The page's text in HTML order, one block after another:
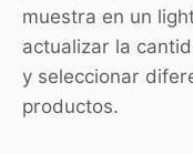
muestra en un
actualizar la
y seleccionar
productos.